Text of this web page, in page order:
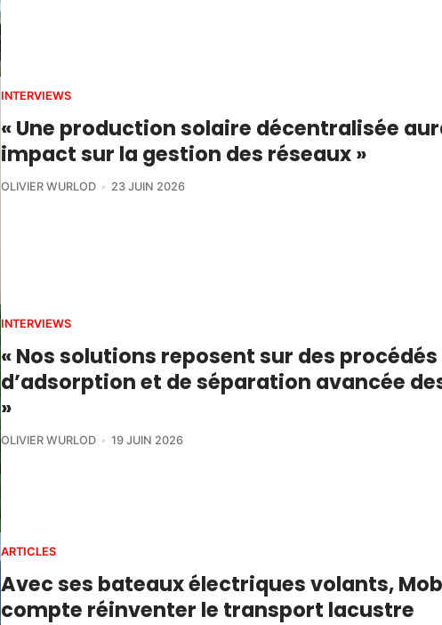
INTERVIEWS
« Une production solaire décentralisée
impact sur la gestion des réseaux »
OLIVIER WURLOD 23 JUIN 2026
INTERVIEWS
« Nos solutions reposent sur des procédés
d’adsorption et de séparation avancée
»
OLIVIER WURLOD 19 JUIN 2026
ARTICLES
Avec ses bateaux électriques volants,
compte réinventer le transport lacustre